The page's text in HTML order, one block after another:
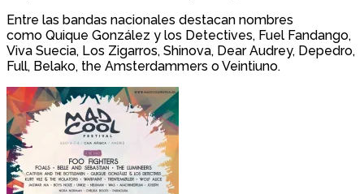
Entre las bandas nacionales destacan nombres
como Quique González y los Detectives, Fuel Fandango,
Viva Suecia, Los Zigarros, Shinova, Dear Audrey, Depedro,
Full, Belako, the Amsterdammers o Veintiuno.